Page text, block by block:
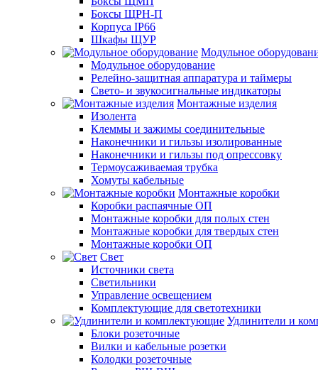
Боксы ЩРН-П
Корпуса IP66
Шкафы ЩУР
Модульное
Модульное оборудование
Релейно-защитная аппаратура и таймеры
Свето- и звукосигнальные индикаторы
Монтажные изделия
Изолента
Клеммы и зажимы соединительные
Наконечники и гильзы изолированные
Наконечники и гильзы под опрессовку
Термоусаживаемая трубка
Хомуты кабельные
Монтажные коробки
Коробки распаячные ОП
Монтажные коробки для полых стен
Монтажные коробки для твердых стен
Монтажные коробки ОП
Свет
Источники света
Светильники
Управление освещением
Комплектующие для светотехники
Удлинители и
Блоки розеточные
Вилки и кабельные розетки
Колодки розеточные